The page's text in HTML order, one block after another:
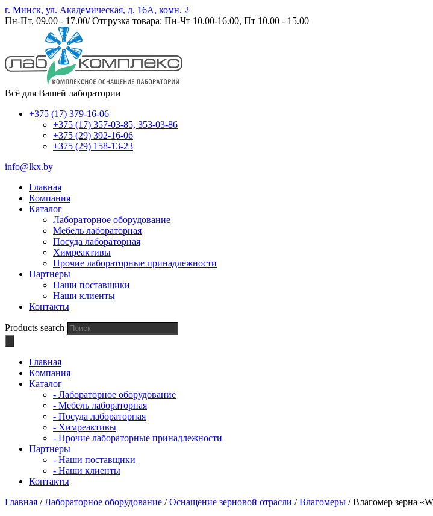
г. Минск, ул. Академическая, д. 16А, комн. 2
Пн-Пт, 09.00 - 17.00/ Отгрузка товара: Пн-Чт 10.00-16.00, Пт 10.00 - 15.00
Всё для Вашей лаборатории
+375 (17) 379-16-06
+375 (17) 357-03-85, 353-03-86
+375 (29) 392-16-06
+375 (29) 158-13-23
info@lkx.by
Главная
Компания
Каталог
Лабораторное оборудование
Мебель лабораторная
Посуда лабораторная
Химреактивы
Прочие лабораторные принадлежности
Партнеры
Наши поставщики
Наши клиенты
Контакты
Products search
Главная
Компания
Каталог
- Лабораторное оборудование
- Мебель лабораторная
- Посуда лабораторная
- Химреактивы
- Прочие лабораторные принадлежности
Партнеры
- Наши поставщики
- Наши клиенты
Контакты
Главная /Лабораторное оборудование /Оснащение зерновой отрасли /Влагомеры / Влагомер зерна